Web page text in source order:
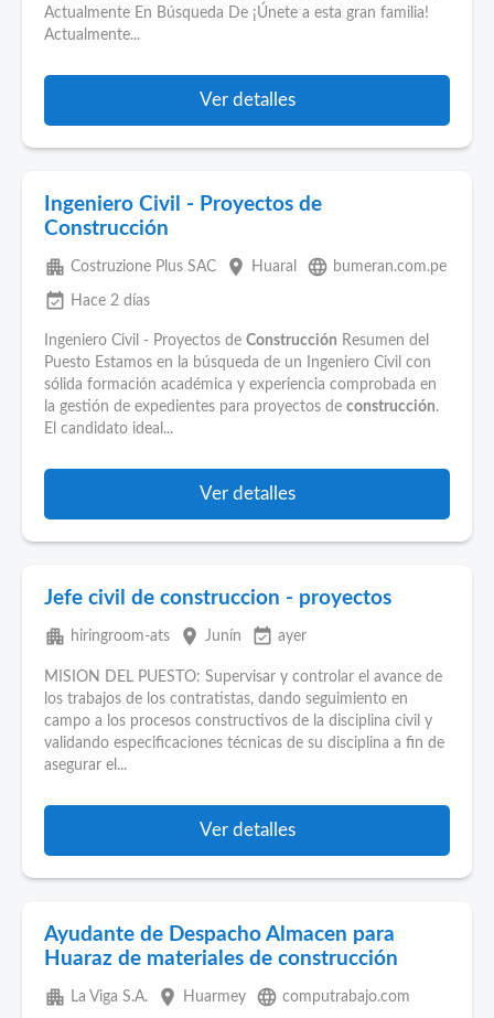
Actualmente En Búsqueda De ¡Únete a esta gran familia!
Actualmente...
Ver detalles
Ingeniero Civil - Proyectos de
Construcción
apartment Costruzione Plus SAC place Huaral language bumeran.com.pe
event_available Hace 2 días
Ingeniero Civil - Proyectos de Construcción Resumen del
Puesto Estamos en la búsqueda de un Ingeniero Civil con
sólida formación académica y experiencia comprobada en
la gestión de expedientes para proyectos de construcción.
El candidato ideal...
Ver detalles
Jefe civil de construccion - proyectos
apartment hiringroom-ats place Junín event_available ayer
MISION DEL PUESTO: Supervisar y controlar el avance de
los trabajos de los contratistas, dando seguimiento en
campo a los procesos constructivos de la disciplina civil y
validando especificaciones técnicas de su disciplina a fin de
asegurar el...
Ver detalles
Ayudante de Despacho Almacen para
Huaraz de materiales de construcción
apartment La Viga S.A. place Huarmey language computrabajo.com